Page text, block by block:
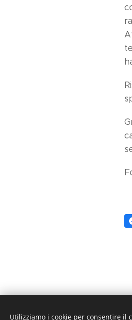
Utilizziamo i cookie per consentire il